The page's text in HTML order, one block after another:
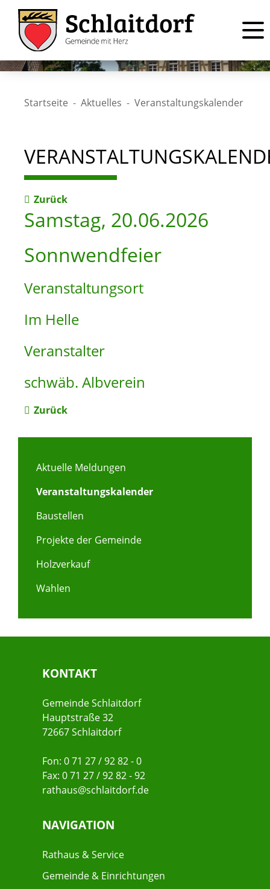
Startseite Aktuelles Veranstaltungskalender
Zurück
Samstag, 20.06.2026
Sonnwendfeier
Veranstaltungsort
Im Helle
Veranstalter
schwäb. Albverein
Zurück
Aktuelle Meldungen
Veranstaltungskalender
Baustellen
Projekte der Gemeinde
Holzverkauf
Wahlen
KONTAKT
Gemeinde Schlaitdorf
Hauptstraße 32
72667 Schlaitdorf
Fon: 0 71 27 / 92 82 - 0
Fax: 0 71 27 / 92 82 - 92
rathaus@schlaitdorf.de
NAVIGATION
Rathaus & Service
Gemeinde & Einrichtungen